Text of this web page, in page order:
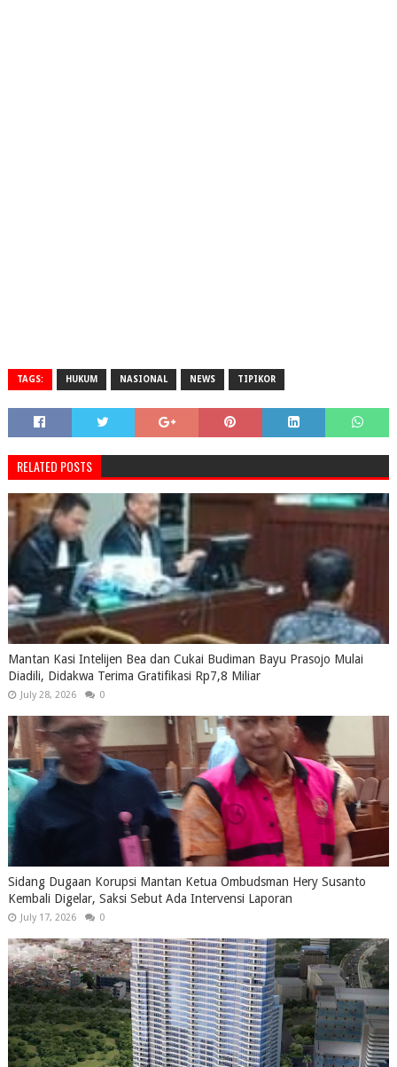
TAGS: HUKUM NASIONAL NEWS TIPIKOR
RELATED POSTS
Mantan Kasi Intelijen Bea dan Cukai Budiman Bayu Prasojo Mulai
Diadili, Didakwa Terima Gratifikasi Rp7,8 Miliar
July 28, 2026 0
Sidang Dugaan Korupsi Mantan Ketua Ombudsman Hery Susanto
Kembali Digelar, Saksi Sebut Ada Intervensi Laporan
July 17, 2026 0